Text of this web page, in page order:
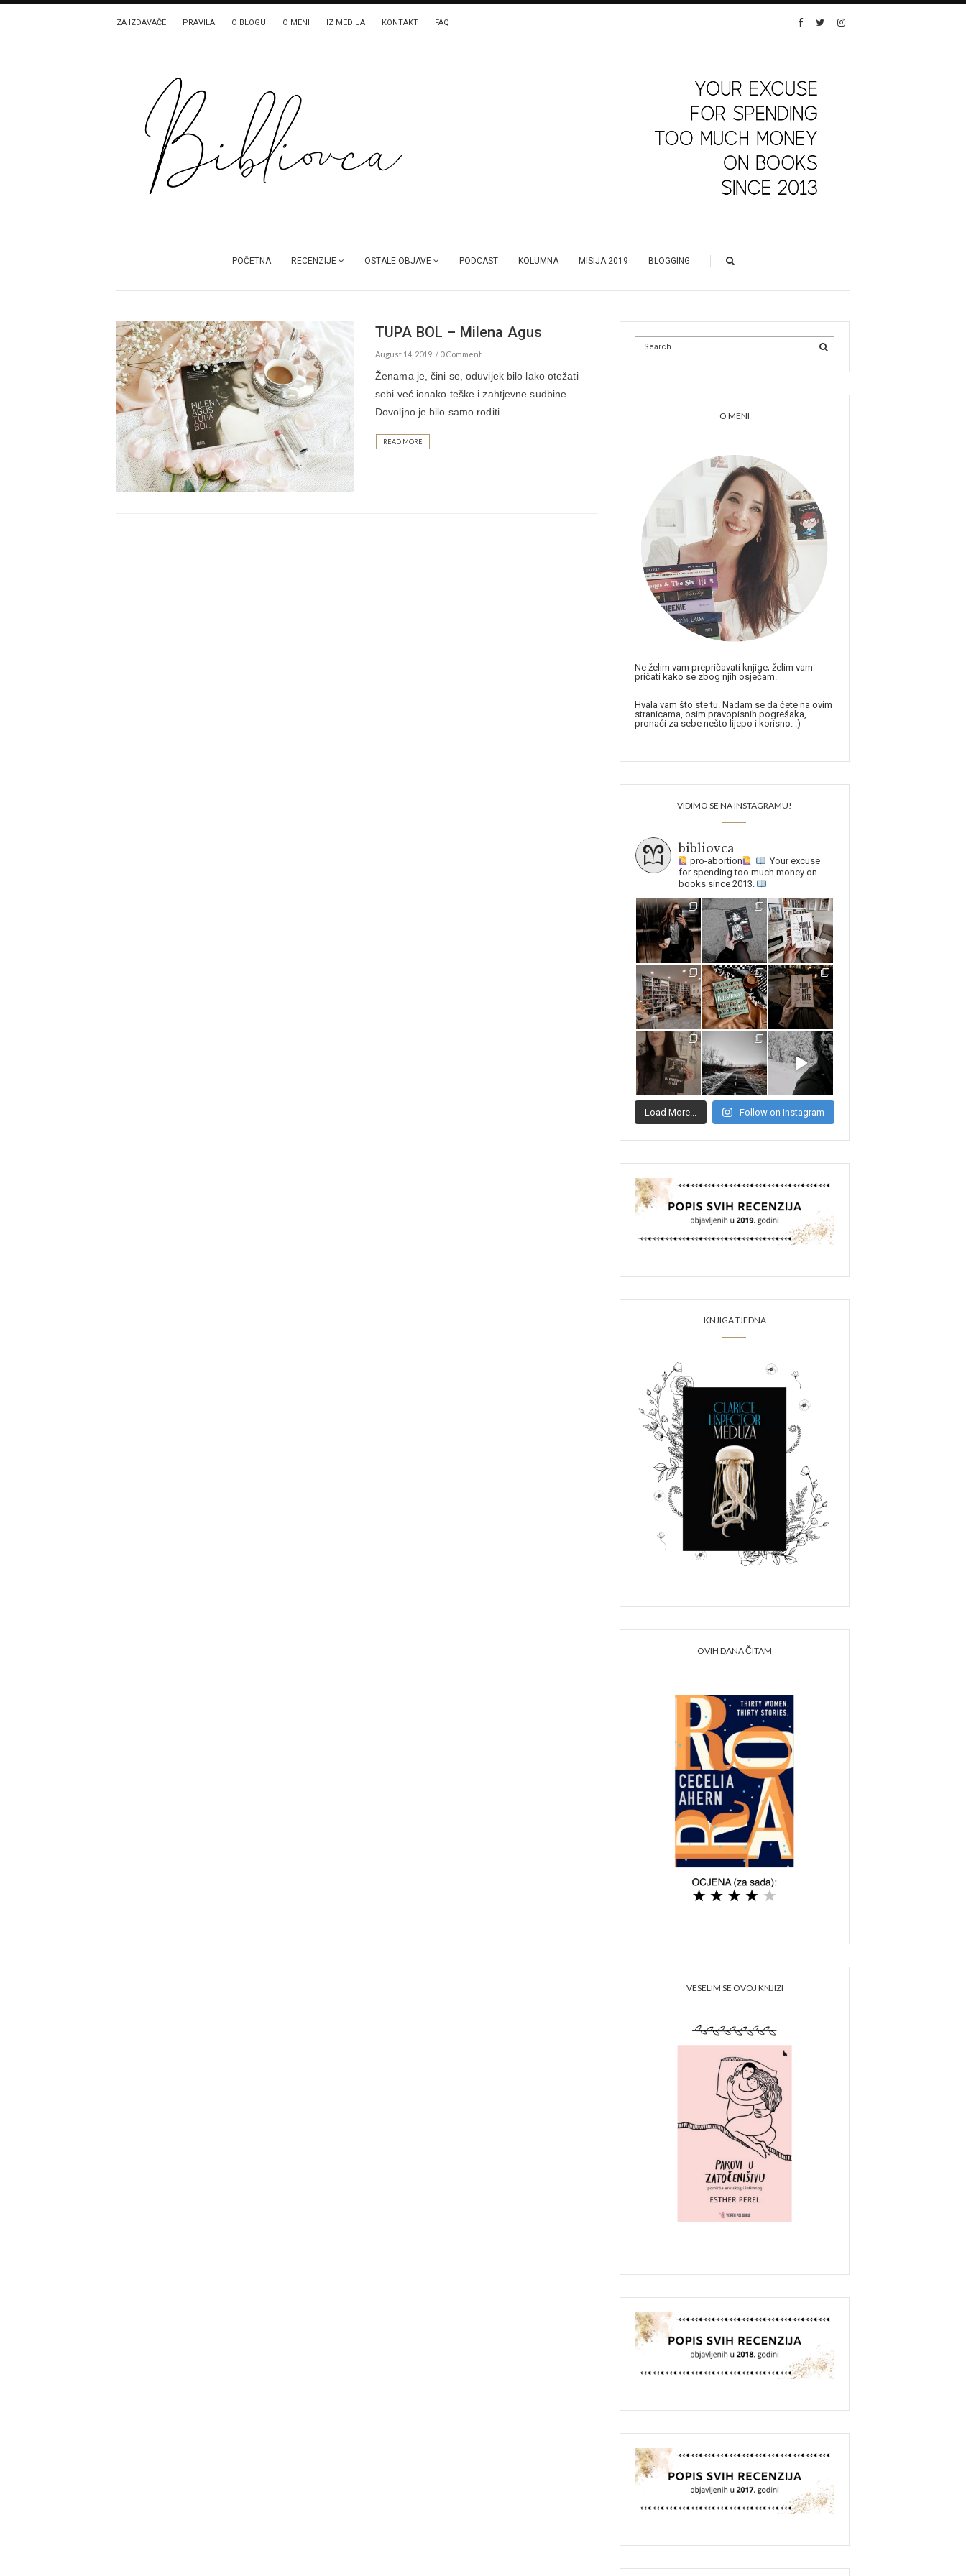
ZA IZDAVAČE PRAVILA O BLOGU O MENI IZ MEDIJA KONTAKT FAQ
POČETNA RECENZIJE OSTALE OBJAVE PODCAST KOLUMNA MISIJA 2019 BLOGGING
TUPA BOL – Milena Agus
August 14, 2019 0 Comment
Ženama je, čini se, oduvijek bilo lako otežati
sebi već ionako teške i zahtjevne sudbine.
Dovoljno je bilo samo roditi …
READ MORE
O MENI
Ne želim vam prepričavati knjige; želim vam
pričati kako se zbog njih osjećam.
Hvala vam što ste tu. Nadam se da ćete na ovim
stranicama, osim pravopisnih pogrešaka,
pronaći za sebe nešto lijepo i korisno. :)
VIDIMO SE NA INSTAGRAMU!
bibliovca
pro-abortion
Your excuse
for spending too much money on
books since 2013.
Load More... Follow on Instagram
KNJIGA TJEDNA
OVIH DANA ČITAM
VESELIM SE OVOJ KNJIZI